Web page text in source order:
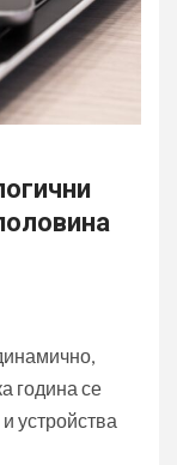
година се
устройства